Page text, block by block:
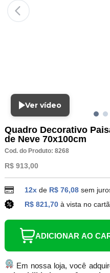
Ver vídeo
Quadro Decorativo
de Neve 70x100cm
Cod. do Produto: 8268
R$ 913,00
12xde R$ 76,08 sem
R$ 821,70 à vista no
ADICIONAR AO
Em nossa loja, você